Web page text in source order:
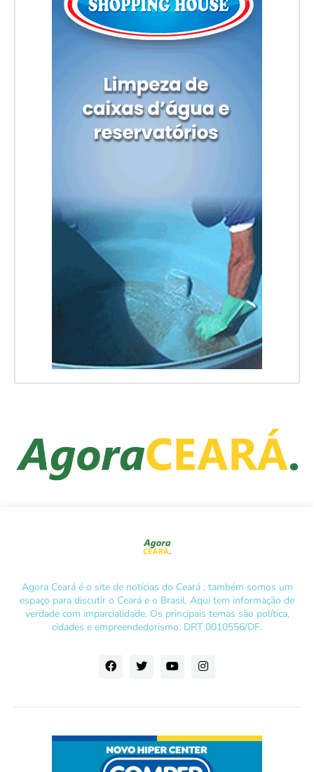
Agora Ceará é o site de notícias do Ceará , também somos um
espaço para discutir o Ceará e o Brasil. Aqui tem informação de
verdade com imparcialidade. Os principais temas são política,
cidades e empreendedorismo. DRT 0010556/DF.